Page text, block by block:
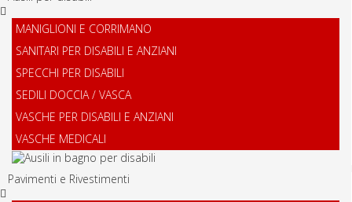
MANIGLIONI E CORRIMANO
SANITARI PER DISABILI E ANZIANI
SPECCHI PER DISABILI
SEDILI DOCCIA / VASCA
VASCHE PER DISABILI E ANZIANI
VASCHE MEDICALI
Pavimenti e Rivestimenti